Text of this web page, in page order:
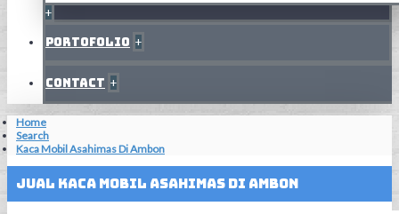
+
Portofolio +
Contact +
Home
Search
Kaca Mobil Asahimas Di Ambon
Jual Kaca Mobil Asahimas Di Ambon